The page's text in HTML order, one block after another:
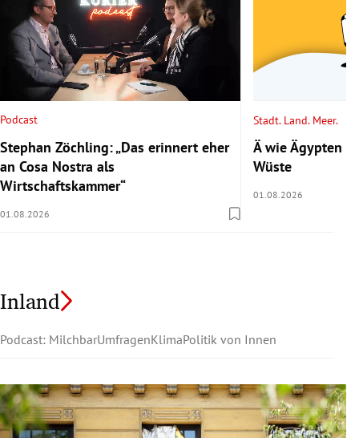
Podcast
Stephan Zöchling: „Das erinnert eher
an Cosa Nostra als
Wirtschaftskammer“
01.08.2026
Stadt. Land. Meer.
Ä wie Ägypten
Wüste
01.08.2026
Inland
Podcast: MilchbarUmfragenKlimaPolitik von Innen